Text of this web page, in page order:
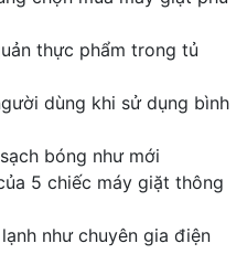
thực phẩm trong tủ
dùng khi sử dụng bình
bóng như mới
5 chiếc máy giặt thông
như chuyên gia điện